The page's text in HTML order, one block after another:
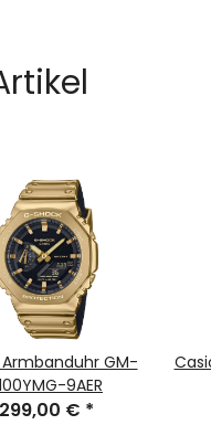
GM-
9AER
299,00 € *